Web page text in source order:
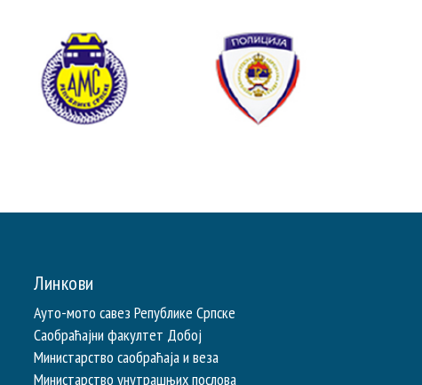
Линкови
Ауто-мото савез Републике Српске
Саобраћајни факултет Добој
Министарство саобраћаја и веза
Министарство унутрашњих послова